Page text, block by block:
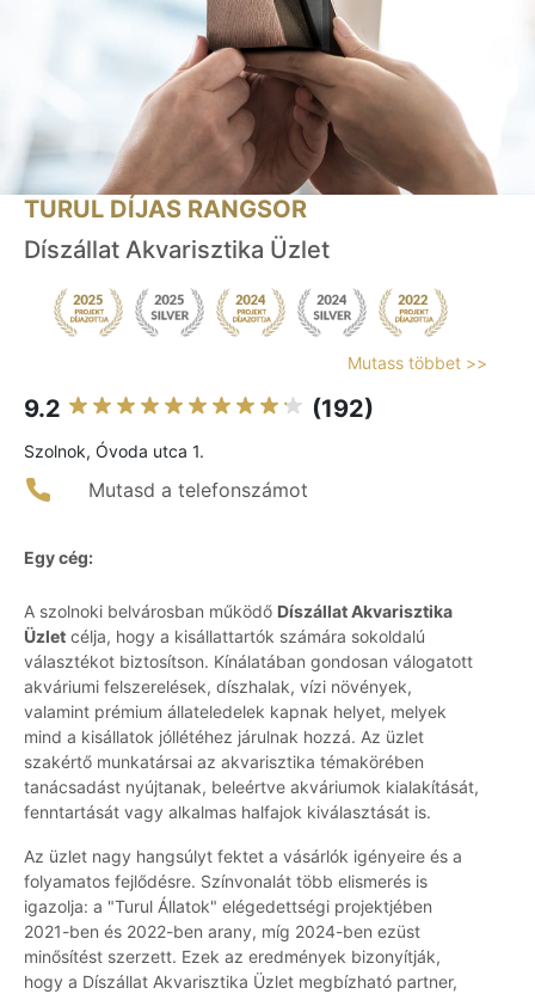
TURUL DÍJAS RANGSOR
Díszállat Akvarisztika Üzlet
Mutass többet >>
9.2 (192)
Szolnok, Óvoda utca 1.
Mutasd a telefonszámot
Egy cég:
A szolnoki belvárosban működő Díszállat Akvarisztika
Üzlet célja, hogy a kisállattartók számára sokoldalú
választékot biztosítson. Kínálatában gondosan válogatott
akváriumi felszerelések, díszhalak, vízi növények,
valamint prémium állateledelek kapnak helyet, melyek
mind a kisállatok jóllétéhez járulnak hozzá. Az üzlet
szakértő munkatársai az akvarisztika témakörében
tanácsadást nyújtanak, beleértve akváriumok kialakítását,
fenntartását vagy alkalmas halfajok kiválasztását is.
Az üzlet nagy hangsúlyt fektet a vásárlók igényeire és a
folyamatos fejlődésre. Színvonalát több elismerés is
igazolja: a "Turul Állatok" elégedettségi projektjében
2021-ben és 2022-ben arany, míg 2024-ben ezüst
minősítést szerzett. Ezek az eredmények bizonyítják,
hogy a Díszállat Akvarisztika Üzlet megbízható partner,